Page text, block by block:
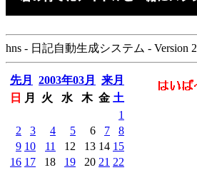
hns - 日記自動生成システム - Version
先月 2003年03月
来月
日
月 火 水 木 金 土
1
2
3 4 5 6 7
8
9 10 11 12 13 14 15
16 17 18 19 20 21 22